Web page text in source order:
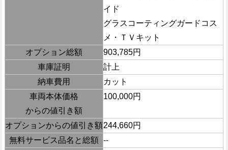
イド
グラスコーティングガードコス
メ・ＴＶキット
オプション総額
903,785円
車庫証明
計上
納車費用
カット
車両本体価格
からの値引き額
100,000円
オプションからの値引き額244,660円
無料サービス品名と総額 --